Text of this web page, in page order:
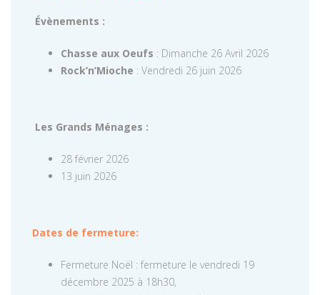
Évènements :
Chasse aux Oeufs : Dimanche 26 Avril 2026
Rock’n’Mioche : Vendredi 26 juin 2026
Les Grands Ménages :
28 février 2026
13 juin 2026
Dates de fermeture:
Fermeture Noël : fermeture le vendredi 19
décembre 2025 à 18h30,